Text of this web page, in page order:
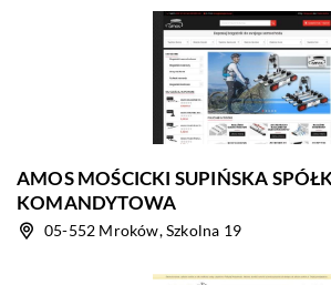
AMOS MOŚCICKI SUPIŃSKA
KOMANDYTOWA
05-552 Mroków, Szkolna 19